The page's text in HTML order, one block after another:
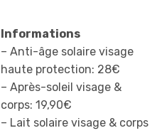
Informations
– Anti-âge solaire visage
haute protection: 28€
– Après-soleil visage &
corps: 19,90€
– Lait solaire visage & corps